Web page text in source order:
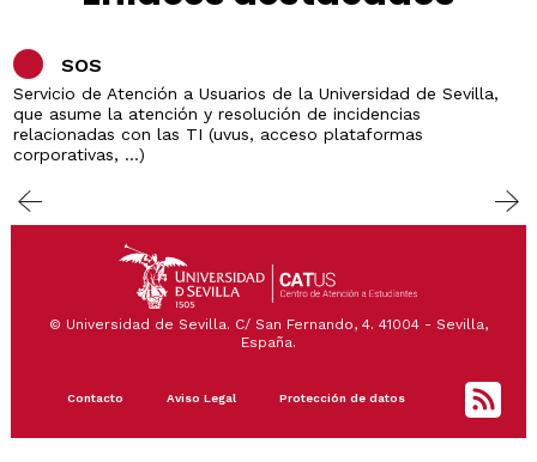
SOS
Servicio de Atención a Usuarios de la Universidad de Sevilla,
que asume la atención y resolución de incidencias
relacionadas con las TI (uvus, acceso plataformas
corporativas, ...)
© Universidad de Sevilla. C/ San Fernando, 4. 41004 - Sevilla,
España.
Footer
menu
Contacto Aviso Legal Protección de datos